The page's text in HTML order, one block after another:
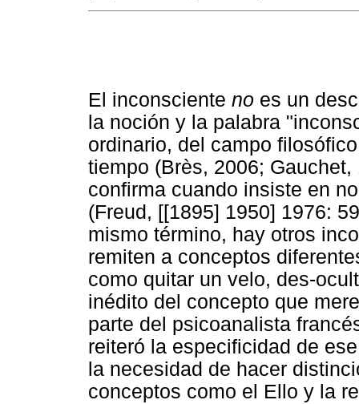
El inconsciente no es un
la noción y la palabra
ordinario, del campo
tiempo (Brès, 2006;
confirma cuando insiste en
(Freud, [[1895] 1950] 1976:
mismo término, hay otros
remiten a conceptos
como quitar un velo, des-
inédito del concepto que
parte del psicoanalista
reiteró la especificidad de
la necesidad de hacer
conceptos como el Ello y la